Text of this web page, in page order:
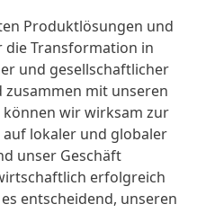
Produktlösungen und
die Transformation in
und gesellschaftlicher
mit unseren
wir wirksam zur
lokaler und globaler
unser Geschäft
erfolgreich
entscheidend, unseren